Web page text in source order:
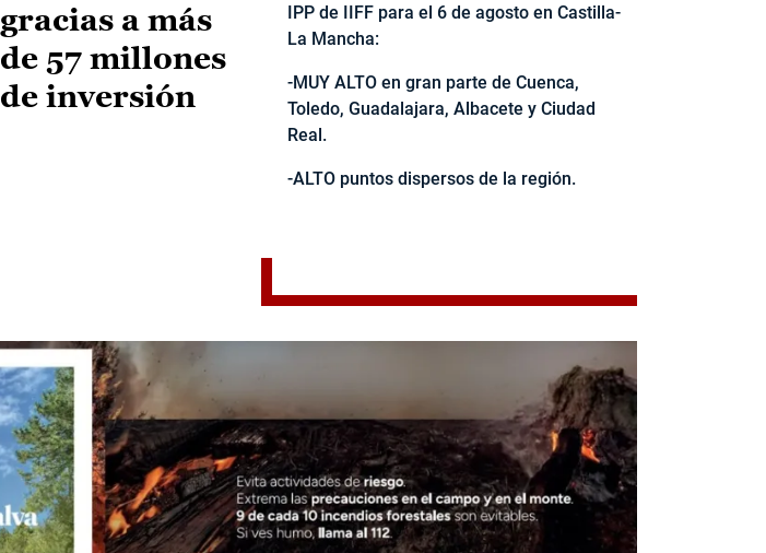
gracias a más
de 57 millones
de inversión
IPP de IIFF para el 6 de agosto en Castilla-
La Mancha:
-MUY ALTO en gran parte de Cuenca,
Toledo, Guadalajara, Albacete y Ciudad
Real.
-ALTO puntos dispersos de la región.